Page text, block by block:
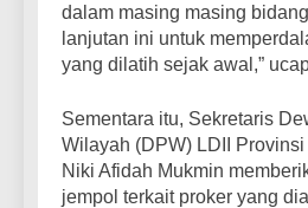
dalam masing masing
lanjutan ini untuk
yang dilatih sejak awal,”
Sementara itu, Sekretaris
Wilayah (DPW) LDII
Niki Afidah Mukmin
jempol terkait proker yang